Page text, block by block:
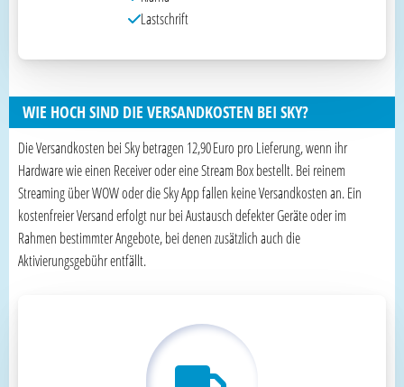
Lastschrift
WIE HOCH SIND DIE VERSANDKOSTEN BEI SKY?
Die Versandkosten bei Sky betragen 12,90 Euro pro Lieferung, wenn ihr
Hardware wie einen Receiver oder eine Stream Box bestellt. Bei reinem
Streaming über WOW oder die Sky App fallen keine Versandkosten an. Ein
kostenfreier Versand erfolgt nur bei Austausch defekter Geräte oder im
Rahmen bestimmter Angebote, bei denen zusätzlich auch die
Aktivierungsgebühr entfällt.